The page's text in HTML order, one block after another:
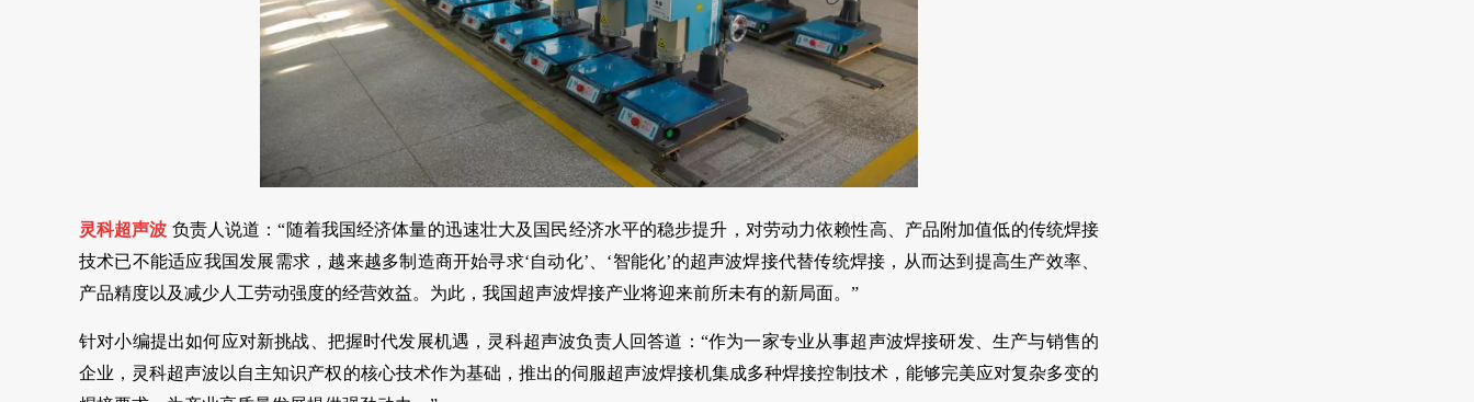
灵科超声波 负责人说道：“随着我国经济体量的迅速壮大及国民经济水平的稳步提升，对劳动力依赖性高、产品附加值低的传统焊接
技术已不能适应我国发展需求，越来越多制造商开始寻求‘自动化’、‘智能化’的超声波焊接代替传统焊接，从而达到提高生产效率、
产品精度以及减少人工劳动强度的经营效益。为此，我国超声波焊接产业将迎来前所未有的新局面。”
针对小编提出如何应对新挑战、把握时代发展机遇，灵科超声波负责人回答道：“作为一家专业从事超声波焊接研发、生产与销售的
企业，灵科超声波以自主知识产权的核心技术作为基础，推出的伺服超声波焊接机集成多种焊接控制技术，能够完美应对复杂多变的